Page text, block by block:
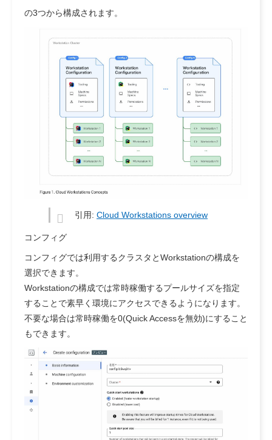
の3つから構成されます。
引用: Cloud Workstations overview
コンフィグ
コンフィグでは利用するクラスタとWorkstationの構成を
選択できます。
Workstationの構成では常時稼働するプールサイズを指定
することで素早く環境にアクセスできるようになります。
不要な場合は常時稼働を0(Quick Accessを無効)にすること
もできます。